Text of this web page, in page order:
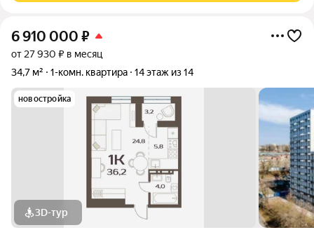
6 910 000 ₽
от 27 930 ₽ в месяц
34,7 м²
1-комн. квартира 14 этаж из 14
новостройка
3D-тур